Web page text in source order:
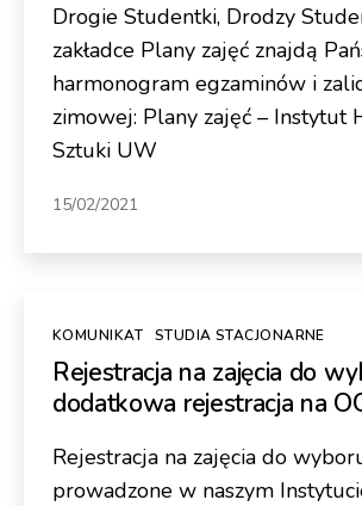
Drogie Studentki, Drodzy
zakładce Plany zajęć znajdą
harmonogram egzaminów i
zimowej: Plany zajęć – Instytut
Sztuki UW
15/02/2021
Kategorie
KOMUNIKAT STUDIA STACJONARNE
Rejestracja na zajęcia do
dodatkowa rejestracja na
Rejestracja na zajęcia do
prowadzone w naszym